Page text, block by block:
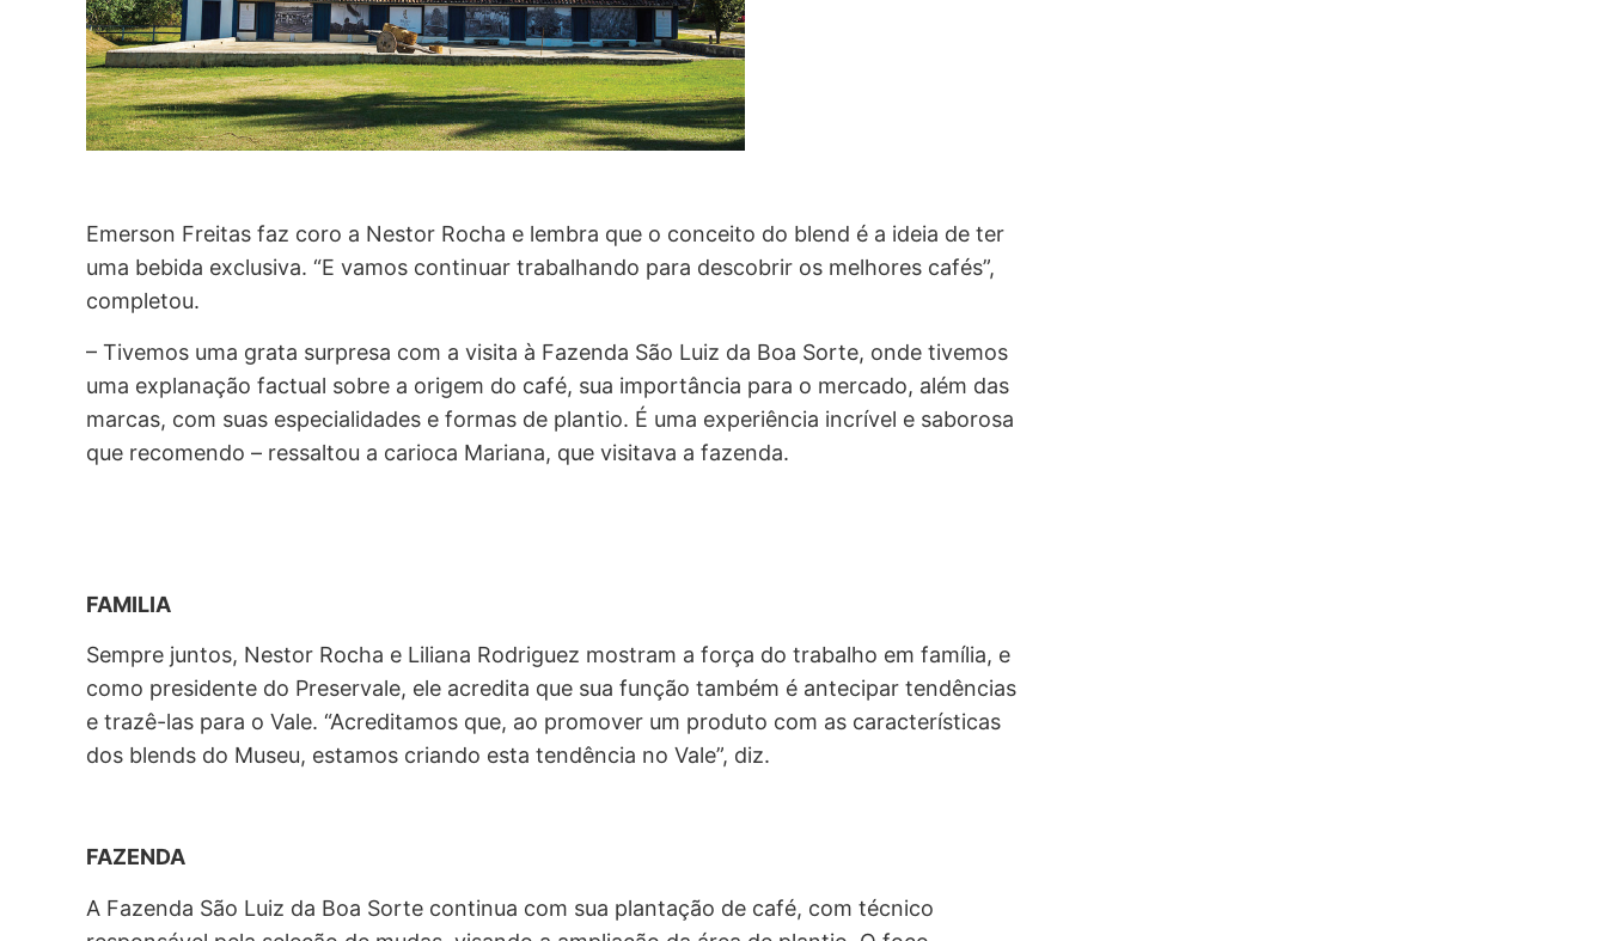
Emerson Freitas faz coro a Nestor Rocha e lembra que o conceito do blend é a ideia de ter
uma bebida exclusiva. “E vamos continuar trabalhando para descobrir os melhores cafés”,
completou.
– Tivemos uma grata surpresa com a visita à Fazenda São Luiz da Boa Sorte, onde tivemos
uma explanação factual sobre a origem do café, sua importância para o mercado, além das
marcas, com suas especialidades e formas de plantio. É uma experiência incrível e saborosa
que recomendo – ressaltou a carioca Mariana, que visitava a fazenda.
FAMILIA
Sempre juntos, Nestor Rocha e Liliana Rodriguez mostram a força do trabalho em família, e
como presidente do Preservale, ele acredita que sua função também é antecipar tendências
e trazê-las para o Vale. “Acreditamos que, ao promover um produto com as características
dos blends do Museu, estamos criando esta tendência no Vale”, diz.
FAZENDA
A Fazenda São Luiz da Boa Sorte continua com sua plantação de café, com técnico